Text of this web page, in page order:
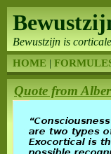
Quote from
Bewustzijn is
HOME |